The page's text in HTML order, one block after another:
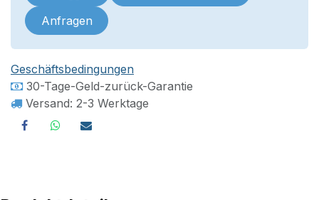
Anfragen
Geschäftsbedingungen
30-Tage-Geld-zurück-Garantie
Versand: 2-3 Werktage